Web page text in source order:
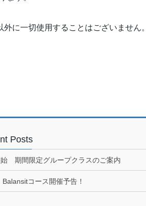
に一切使用することはございません。
Posts
期間限定グループクラスのご案内
Balansitコース開催予告！